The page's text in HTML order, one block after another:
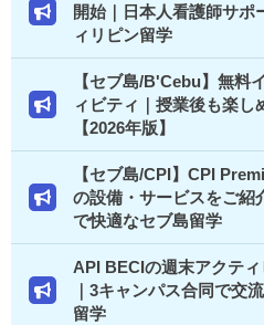
開始｜日本人看護師サポ
ィリピン留学
【セブ島/B'Cebu】無料
ィビティ｜授業後も楽し
【2026年版】
【セブ島/CPI】CPI
の設備・サービスをご紹
で快適なセブ島留学
API BECIの週末アクテ
｜3キャンパス合同で交
留学